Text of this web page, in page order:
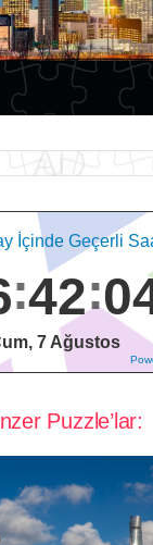
İçinde Geçerli
42
7 Ağustos
Puzzle’lar: